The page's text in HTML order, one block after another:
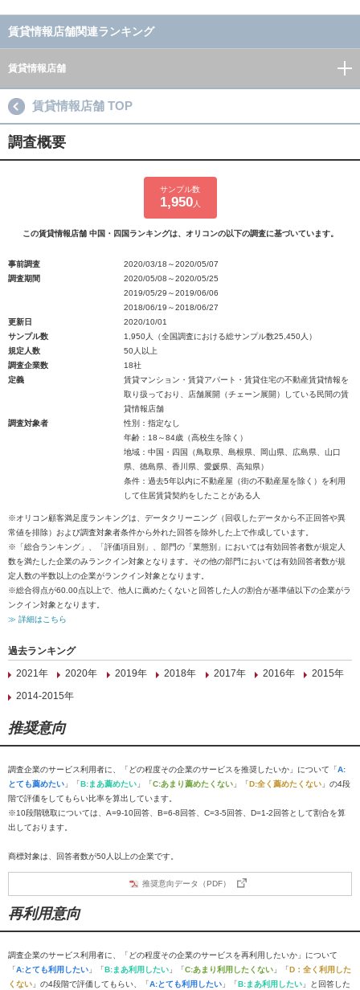
賃貸情報店舗関連ランキング
賃貸情報店舗
賃貸情報店舗 TOP
調査概要
サンプル数
1,950人
この賃貸情報店舗 中国・四国ランキングは、オリコンの以下の調査に基づいています。
事前調査
2020/03/18～2020/05/07
調査期間
2020/05/08～2020/05/25
2019/05/29～2019/06/06
2018/06/19～2018/06/27
更新日
2020/10/01
サンプル数
1,950人（全国調査における総サンプル数25,450人）
規定人数
50人以上
調査企業数
18社
定義
賃貸マンション・賃貸アパート・賃貸住宅の不動産賃貸情報を
取り扱っており、店舗展開（チェーン展開）している民間の賃
貸情報店舗
調査対象者
性別：指定なし
年齢：18～84歳（高校生を除く）
地域：中国・四国（鳥取県、島根県、岡山県、広島県、山口
県、徳島県、香川県、愛媛県、高知県）
条件：過去5年以内に不動産屋（街の不動産屋を除く）を利用
して住居賃貸契約をしたことがある人
※オリコン顧客満足度ランキングは、データクリーニング（回収したデータから不正回答や異
常値を排除）および調査対象者条件から外れた回答を除外した上で作成しています。
※「総合ランキング」、「評価項目別」、部門の「業態別」においては有効回答者数が規定人
数を満たした企業のみランクイン対象となります。その他の部門においては有効回答者数が規
定人数の半数以上の企業がランクイン対象となります。
※総合得点が60.00点以上で、他人に薦めたくないと回答した人の割合が基準値以下の企業がラ
ンクイン対象となります。
≫ 詳細はこちら
過去ランキング
2021年
2020年 2019年 2018年 2017年 2016年
2015年
2014-2015年
推奨意向
調査企業のサービス利用者に、「どの程度その企業のサービスを推奨したいか」について「A:
とても薦めたい 」「B:まあ薦めたい 」「C:あまり薦めたくない 」「D:全く薦めたくない 」の4段
階で評価をしてもらい比率を算出しています。
※10段階聴取については、A=9-10回答、B=6-8回答、C=3-5回答、D=1-2回答として割合を算
出しております。
商標対象は、回答者数が50人以上の企業です。
推奨意向データ（PDF）
再利用意向
調査企業のサービス利用者に、「どの程度その企業のサービスを再利用したいか」について
「A:とても利用したい 」「B:まあ利用したい 」「C:あまり利用したくない 」「D：全く利用した
くない 」の4段階で評価してもらい、「A:とても利用したい 」「B:まあ利用したい 」と回答した